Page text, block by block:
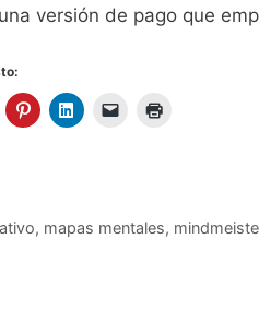
versión de pago que
, mapas mentales,